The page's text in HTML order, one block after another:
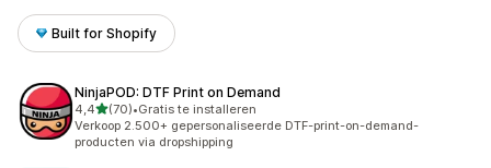
Built for Shopify
NinjaPOD: DTF Print on Demand
4,4van 5 sterren
(70)
70 recensies in totaal
•Gratis te installeren
Verkoop 2.500+ gepersonaliseerde DTF-print-on-demand-
producten via dropshipping